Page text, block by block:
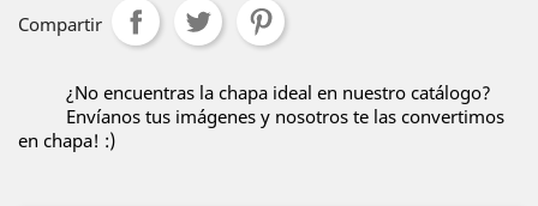
Compartir
¿No encuentras la chapa ideal en nuestro catálogo?
Envíanos tus imágenes y nosotros te las convertimos
en chapa! :)